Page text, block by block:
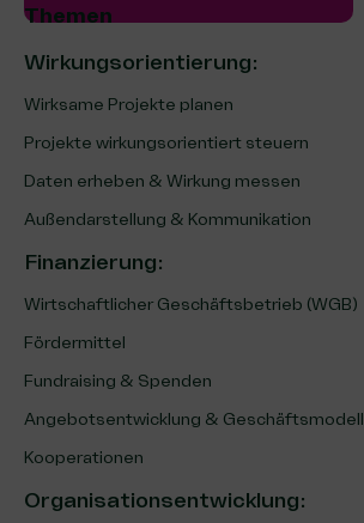
Themen
Wirkungsorientierung:
Wirksame Projekte planen
Projekte wirkungsorientiert steuern
Daten erheben & Wirkung messen
Außendarstellung & Kommunikation
Finanzierung:
Wirtschaftlicher Geschäftsbetrieb (WGB)
Fördermittel
Fundraising & Spenden
Angebotsentwicklung & Geschäftsmodell
Kooperationen
Organisationsentwicklung: